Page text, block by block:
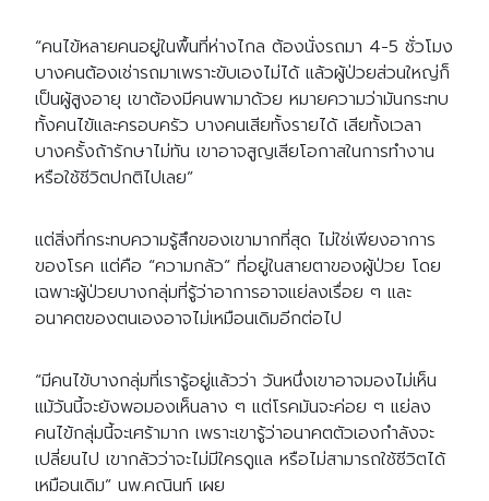
“คนไข้หลายคนอยู่ในพื้นที่ห่างไกล ต้องนั่งรถมา 4-5 ชั่วโมง
บางคนต้องเช่ารถมาเพราะขับเองไม่ได้ แล้วผู้ป่วยส่วนใหญ่ก็
เป็นผู้สูงอายุ เขาต้องมีคนพามาด้วย หมายความว่ามันกระทบ
ทั้งคนไข้และครอบครัว บางคนเสียทั้งรายได้ เสียทั้งเวลา
บางครั้งถ้ารักษาไม่ทัน เขาอาจสูญเสียโอกาสในการทำงาน
หรือใช้ชีวิตปกติไปเลย”
แต่สิ่งที่กระทบความรู้สึกของเขามากที่สุด ไม่ใช่เพียงอาการ
ของโรค แต่คือ “ความกลัว” ที่อยู่ในสายตาของผู้ป่วย โดย
เฉพาะผู้ป่วยบางกลุ่มที่รู้ว่าอาการอาจแย่ลงเรื่อย ๆ และ
อนาคตของตนเองอาจไม่เหมือนเดิมอีกต่อไป
“มีคนไข้บางกลุ่มที่เรารู้อยู่แล้วว่า วันหนึ่งเขาอาจมองไม่เห็น
แม้วันนี้จะยังพอมองเห็นลาง ๆ แต่โรคมันจะค่อย ๆ แย่ลง
คนไข้กลุ่มนี้จะเศร้ามาก เพราะเขารู้ว่าอนาคตตัวเองกำลังจะ
เปลี่ยนไป เขากลัวว่าจะไม่มีใครดูแล หรือไม่สามารถใช้ชีวิตได้
เหมือนเดิม” นพ.คณินท์ เผย